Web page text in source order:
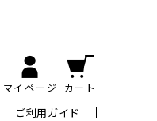
マイページ カート
ご利用ガイド